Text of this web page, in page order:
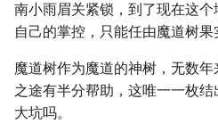
南小雨眉关紧锁，到了现在这
自己的掌控，只能任由魔道树果
魔道树作为魔道的神树，无数
之途有半分帮助，这唯一一枚
大坑吗。